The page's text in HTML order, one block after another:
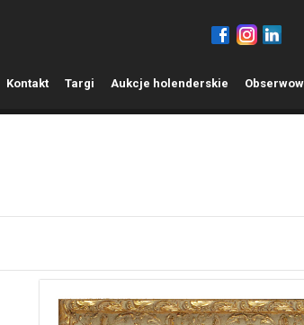
Kontakt Targi Aukcje holenderskie O